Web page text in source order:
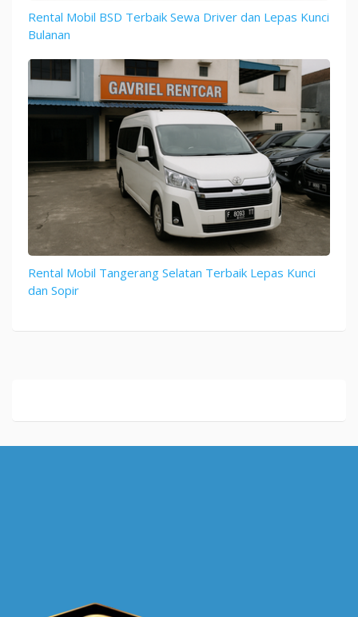
Rental Mobil BSD Terbaik Sewa Driver dan Lepas Kunci
Bulanan
Rental Mobil Tangerang Selatan Terbaik Lepas Kunci
dan Sopir